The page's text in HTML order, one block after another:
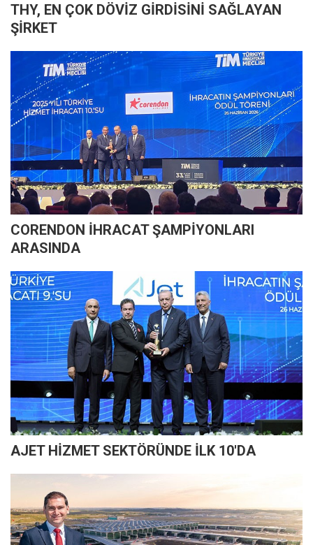
THY, EN ÇOK DÖVİZ GİRDİSİNİ SAĞLAYAN
ŞİRKET
CORENDON İHRACAT ŞAMPİYONLARI
ARASINDA
AJET HİZMET SEKTÖRÜNDE İLK 10'DA